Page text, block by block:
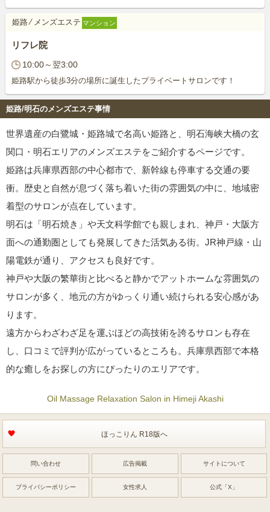
姫路⁄ メンズエステ マンション
リフレ院
10:00～翌3:00
姫路駅から徒歩3分の場所に誕生したプライベートサロンです！
姫路/明石のメンズエステ事情
世界遺産の白鷺城・姫路城で名高い姫路と、明石海峡大橋の玄
関口・明石エリアのメンズエステをご紹介するページです。
姫路は兵庫県西部の中心都市で、新幹線も停車する交通の要
衝。歴史と自然が息づく落ち着いた街の雰囲気の中に、地域密
着型のサロンが点在しています。
明石は「明石焼き」や天文科学館でも親しまれ、神戸・大阪方
面への通勤圏としても発展してきた活気ある街。JR神戸線・山
陽電鉄が通り、アクセスも良好です。
神戸や大阪の繁華街と比べると静かでアットホームな雰囲気の
サロンが多く、地元の方がゆっくり通い続けられる安心感があ
ります。
遠方からわざわざ足を運ぶほどの高技術を誇るサロンも存在
し、口コミで評判が広がっているところも。兵庫県西部で本格
的な癒しをお探しの方にぴったりのエリアです。
Oil Massage Relaxation Salon in Himeji Akashi
ほっこりん R18版へ
問い合わせ 広告掲載 サイトについて
プライバシーポリシー 女性求人 公式「X」